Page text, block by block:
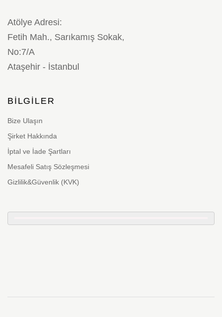
Atölye Adresi:
Fetih Mah., Sarıkamış Sokak,
No:7/A
Ataşehir - İstanbul
BILGILER
Bize Ulaşın
Şirket Hakkında
İptal ve İade Şartları
Mesafeli Satış Sözleşmesi
Gizlilik&Güvenlik (KVK)